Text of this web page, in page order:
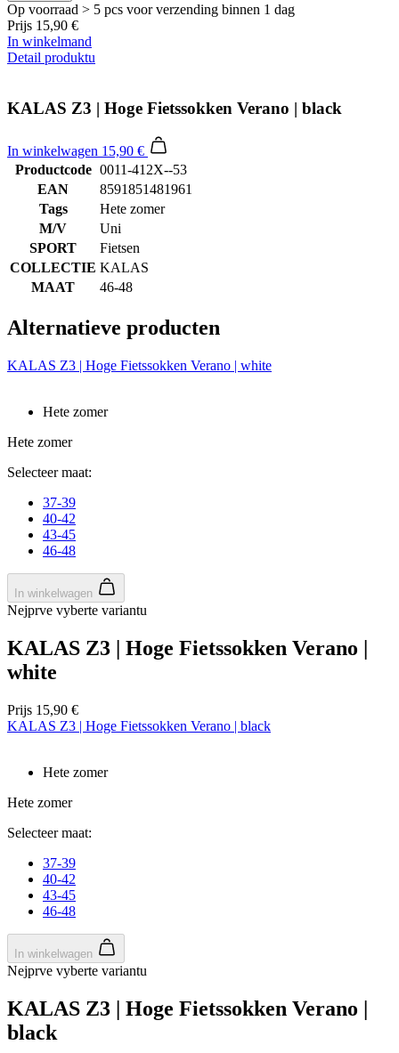
Op voorraad > 5 pcs voor verzending binnen 1 dag
Prijs 15,90 €
In winkelmand
Detail produktu
KALAS Z3 | Hoge Fietssokken Verano | black
In winkelwagen 15,90 €
Productcode 0011-412X--53
EAN
8591851481961
Tags
Hete zomer
M/V
Uni
SPORT
Fietsen
COLLECTIE KALAS
MAAT
46-48
Alternatieve producten
KALAS Z3 | Hoge Fietssokken Verano | white
Hete zomer
Hete zomer
Selecteer maat:
37-39
40-42
43-45
46-48
In winkelwagen
Nejprve vyberte variantu
KALAS Z3 | Hoge Fietssokken Verano |
white
Prijs 15,90 €
KALAS Z3 | Hoge Fietssokken Verano | black
Hete zomer
Hete zomer
Selecteer maat:
37-39
40-42
43-45
46-48
In winkelwagen
Nejprve vyberte variantu
KALAS Z3 | Hoge Fietssokken Verano |
black